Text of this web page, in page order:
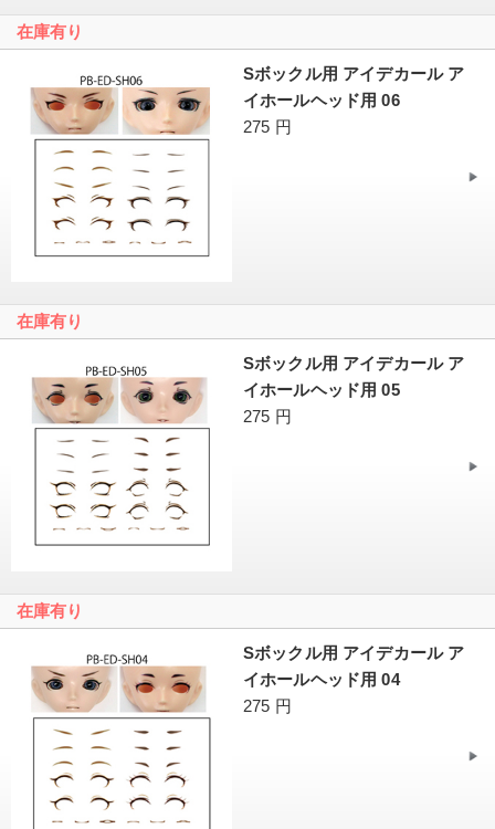
在庫有り
Sボックル用 アイデカール ア
イホールヘッド用 06
275 円
在庫有り
Sボックル用 アイデカール ア
イホールヘッド用 05
275 円
在庫有り
Sボックル用 アイデカール ア
イホールヘッド用 04
275 円